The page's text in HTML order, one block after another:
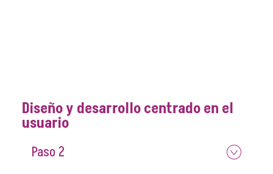
Diseño y desarrollo centrado en el
usuario
Paso 2